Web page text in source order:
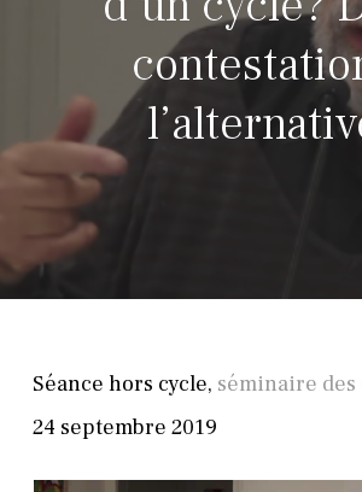
Séance hors cycle, séminaire des
24 septembre 2019